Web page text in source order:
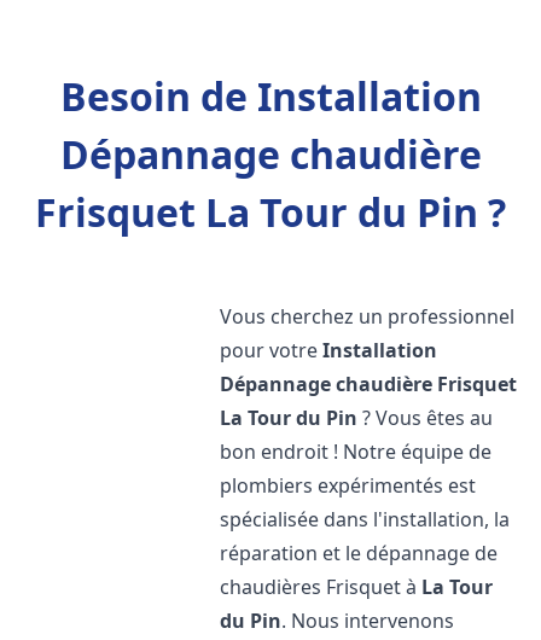
Besoin de Installation
Dépannage chaudière
Frisquet La Tour du Pin ?
Vous cherchez un professionnel
pour votreInstallation
Dépannage chaudière Frisquet
La Tour du Pin ? Vous êtes au
bon endroit ! Notre équipe de
plombiers expérimentés est
spécialisée dans l'installation, la
réparation et le dépannage de
chaudières Frisquet à La Tour
du Pin. Nous intervenons